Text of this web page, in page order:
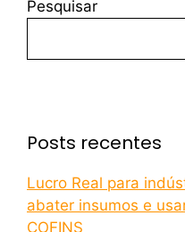
Pesquisar
Posts recentes
Lucro Real para
abater insumos e
COFINS